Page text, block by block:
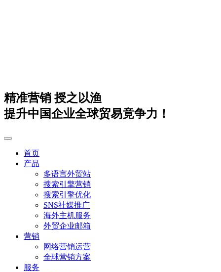
精准营销 授之以渔
提升中国企业全球贸易竟争力！
首页
产品
多语言外贸站
搜索引擎营销
搜索引擎优化
SNS社媒推广
海外主机服务
外贸企业邮箱
营销
网络营销运营
全球营销方案
服务